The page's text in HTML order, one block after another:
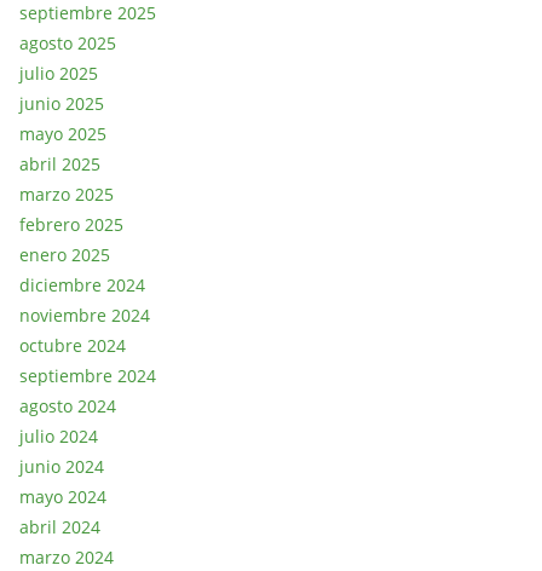
septiembre 2025
agosto 2025
julio 2025
junio 2025
mayo 2025
abril 2025
marzo 2025
febrero 2025
enero 2025
diciembre 2024
noviembre 2024
octubre 2024
septiembre 2024
agosto 2024
julio 2024
junio 2024
mayo 2024
abril 2024
marzo 2024